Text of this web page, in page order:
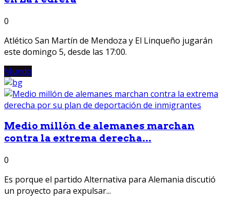
0
Atlético San Martín de Mendoza y El Linqueño jugarán
este domingo 5, desde las 17:00.
Mundo
Medio millón de alemanes marchan
contra la extrema derecha...
0
Es porque el partido Alternativa para Alemania discutió
un proyecto para expulsar...